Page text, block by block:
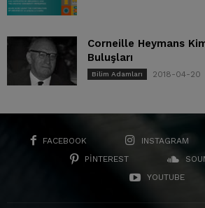
Corneille Heymans
Buluşları
Bilim Adamları 2018-04-20
FACEBOOK INSTAGRAM
PINTEREST
YOUTUBE